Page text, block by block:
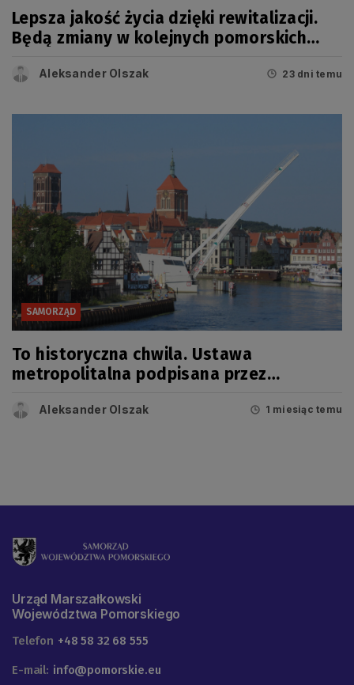
Lepsza jakość życia dzięki rewitalizacji.
Będą zmiany w kolejnych pomorskich
Aleksander Olszak 23 dni temu
SAMORZĄD
To historyczna chwila. Ustawa
metropolitalna podpisana przez
Aleksander Olszak 1 miesiąc temu
Urząd Marszałkowski
Województwa Pomorskiego
Telefon +48 58 32 68 555
E-mail: info@pomorskie.eu